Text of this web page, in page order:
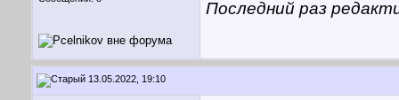
Последний раз
13.05.2022, 19:10